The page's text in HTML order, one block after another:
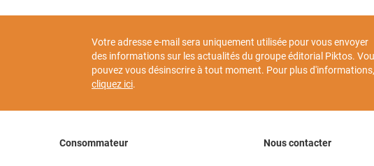
Votre adresse e-mail sera uniquement utilisée pour vous envoyer
des informations sur les actualités du groupe éditorial Piktos.
pouvez vous désinscrire à tout moment. Pour plus d'informations,
cliquez ici.
Consommateur Nous contacter